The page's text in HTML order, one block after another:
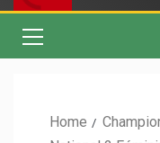
Home